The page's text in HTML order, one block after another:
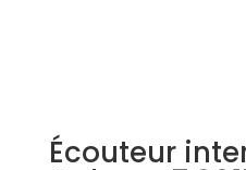
Écouteur